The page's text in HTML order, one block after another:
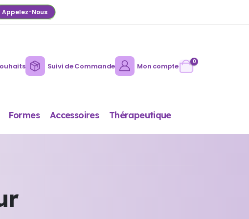
Appelez-Nous
Suivi de Commande Mon compte
0
Formes Accessoires Thérapeutique